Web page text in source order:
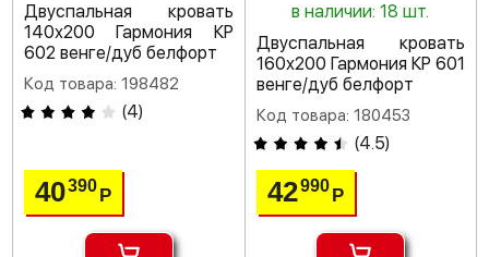
Двуспальная кровать
140х200 Гармония КР
602 венге/дуб белфорт
Код товара: 198482
(4)
40390Р
в наличии: 18 шт.
Двуспальная кровать
160х200 Гармония КР 601
венге/дуб белфорт
Код товара: 180453
(4.5)
42990 Р